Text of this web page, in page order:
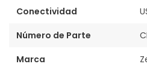
Conectividad
Número de Parte
Marca